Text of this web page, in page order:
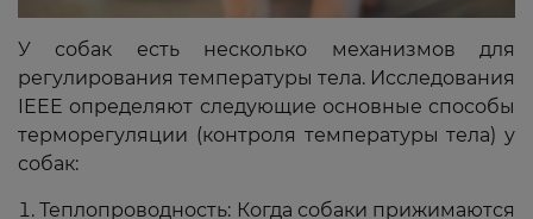
У собак есть несколько механизмов для
регулирования температуры тела. Исследования
IEEE определяют следующие основные способы
терморегуляции (контроля температуры тела) у
собак:
Теплопроводность: Когда собаки прижимаются